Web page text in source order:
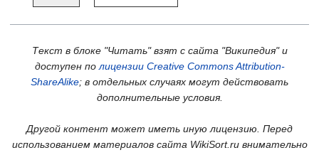
Текст в блоке "Читать" взят с сайта "Википедия" и
доступен полицензии Creative Commons Attribution-
ShareAlike; в отдельных случаях могут действовать
дополнительные условия.
Другой контент может иметь иную лицензию. Перед
использованием материалов сайта WikiSort.ru внимательно